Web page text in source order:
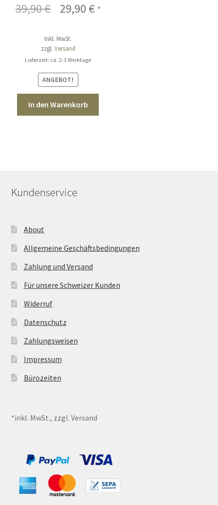
39,90€
Ursprünglicher
war:
39,90 €
29,90 €Aktueller
*
Inkl. MwSt.
zzgl. Versand
Lieferzeit: ca. 2-3 Werktage
ANGEBOT!
In den Warenkorb
Kundenservice
About
Allgemeine Geschäftsbedingungen
Zahlung und Versand
Für unsere Schweizer Kunden
Widerruf
Datenschutz
Zahlungsweisen
Impressum
Bürozeiten
*inkl. MwSt., zzgl. Versand